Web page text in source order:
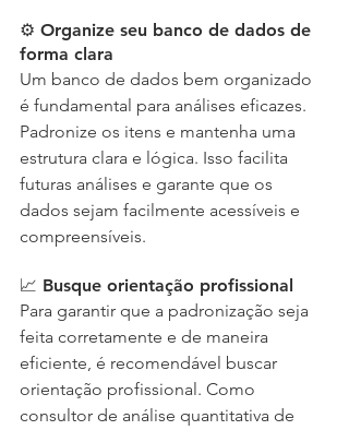
⚙️ Organize seu banco de dados de
forma clara
Um banco de dados bem organizado
é fundamental para análises eficazes.
Padronize os itens e mantenha uma
estrutura clara e lógica. Isso facilita
futuras análises e garante que os
dados sejam facilmente acessíveis e
compreensíveis.
📈 Busque orientação profissional
Para garantir que a padronização seja
feita corretamente e de maneira
eficiente, é recomendável buscar
orientação profissional. Como
consultor de análise quantitativa de